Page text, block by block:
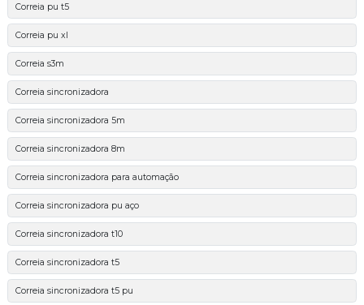
Correia pu t5
Correia pu xl
Correia s3m
Correia sincronizadora
Correia sincronizadora 5m
Correia sincronizadora 8m
Correia sincronizadora para automação
Correia sincronizadora pu aço
Correia sincronizadora t10
Correia sincronizadora t5
Correia sincronizadora t5 pu